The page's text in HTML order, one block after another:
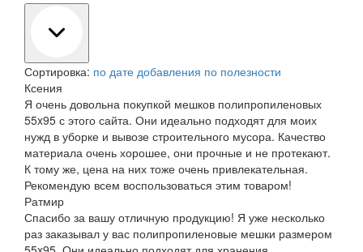
Сортировка: по дате добавления по полезности
Ксения
Я очень довольна покупкой мешков полипропиленовых
55x95 с этого сайта. Они идеально подходят для моих
нужд в уборке и вывозе строительного мусора. Качество
материала очень хорошее, они прочные и не протекают.
К тому же, цена на них тоже очень привлекательная.
Рекомендую всем воспользоваться этим товаром!
Ратмир
Спасибо за вашу отличную продукцию! Я уже несколько
раз заказывал у вас полипропиленовые мешки размером